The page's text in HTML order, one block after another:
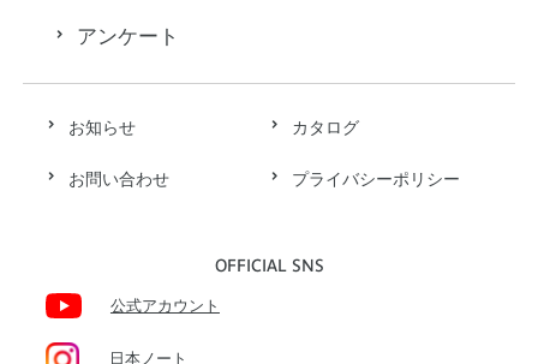
お知らせ カタログ
お問い合わせ プライバシーポリシー
OFFICIAL SNS
公式アカウント
日本ノート
アンケート